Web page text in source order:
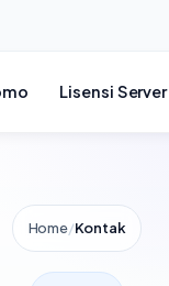
Lisensi Server
Home/Kontak